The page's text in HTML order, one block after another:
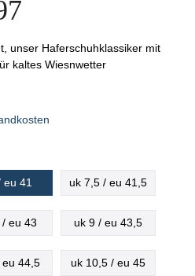
unser Haferschuhklassiker mit
kaltes Wiesnwetter
eu 41 uk 7,5 / eu 41,5
eu 43 uk 9 / eu 43,5
44,5 uk 10,5 / eu 45